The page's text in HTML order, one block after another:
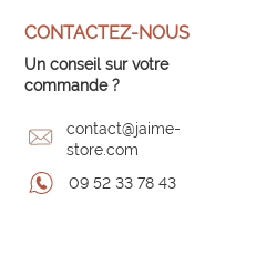
CONTACTEZ-NOUS
Un conseil sur votre
commande ?
contact@jaime-
store.com
09 52 33 78 43